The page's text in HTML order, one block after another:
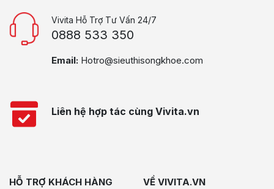
Vivita Hỗ Trợ Tư Vấn 24/7
0888 533 350
Email: Hotro@sieuthisongkhoe.com
Liên hệ hợp tác cùng Vivita.vn
HỖ TRỢ KHÁCH HÀNG VỀ VIVITA.VN